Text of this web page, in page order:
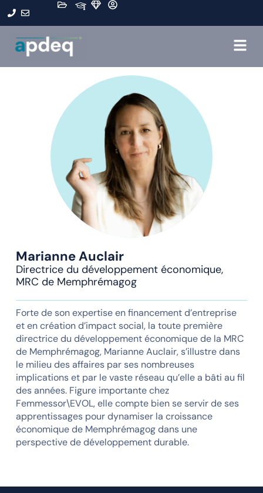
Marianne Auclair
Directrice du développement économique,
MRC de Memphrémagog
Forte de son expertise en financement d’entreprise
et en création d’impact social, la toute première
directrice du développement économique de la MRC
de Memphrémagog, Marianne Auclair, s’illustre dans
le milieu des affaires par ses nombreuses
implications et par le vaste réseau qu’elle a bâti au fil
des années. Figure importante chez
Femmessor\EVOL, elle compte bien se servir de ses
apprentissages pour dynamiser la croissance
économique de Memphrémagog dans une
perspective de développement durable.